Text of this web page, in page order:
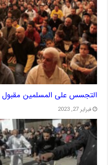
التجسس على المسلمين
فبراير 27, 2023